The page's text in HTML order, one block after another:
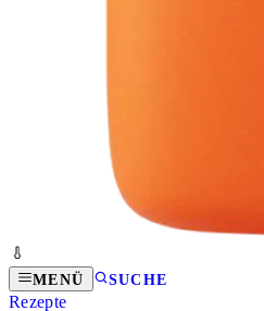
MENÜ SUCHE
Rezepte